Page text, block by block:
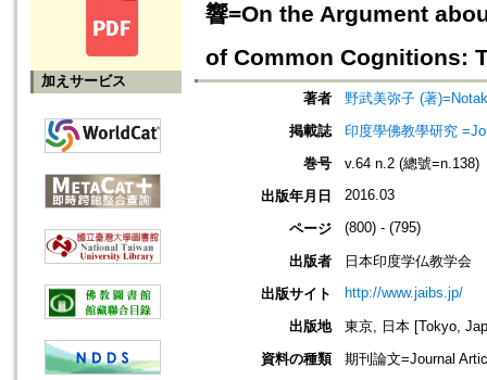
加えサービス
響=On the Argument
of Common Cognitions:
著者
野武美弥子 (著
掲載誌
印度學佛教學研究
巻号
v.64 n.2 (總號=n.138)
出版年月日
2016.03
ページ (800) - (795)
出版者
日本印度学仏教学会
出版サイト
http://www.jaibs.jp/
出版地
東京, 日本 [Tokyo,
資料の種類
期刊論文=Journal